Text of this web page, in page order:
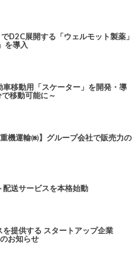
D2C展開する「ウェルモット製薬」
を導入
移動用「スケーター」を開発・導
移動可能に～
機運輸㈱】グループ会社で販売力の
送サービスを本格始動
提供する スタートアップ企業
お知らせ